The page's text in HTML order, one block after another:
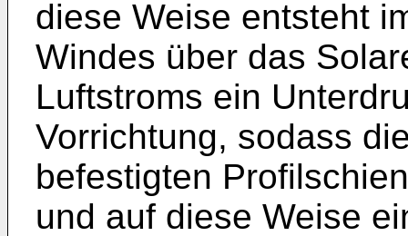
diese Weise entsteht
Windes über das
Luftstroms ein
Vorrichtung, sodass
befestigten
und auf diese Weise